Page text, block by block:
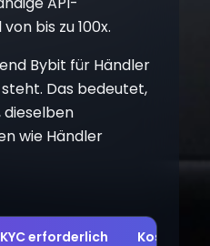
bis zu 100x.
Bybit für Händler
Das bedeutet,
dieselben
wie Händler
KYC erforderlich